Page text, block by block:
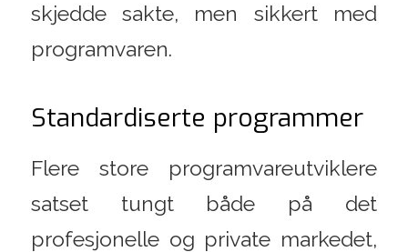
skjedde sakte, men sikkert med
programvaren.
Standardiserte programmer
Flere store programvareutviklere
satset tungt både på det
profesjonelle og private markedet,